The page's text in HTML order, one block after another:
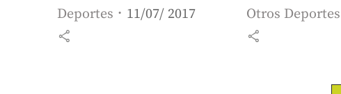
Deportes 11/07/ 2017
share
Otros Deportes
share